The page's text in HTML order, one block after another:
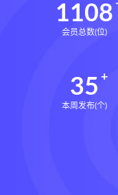
1108
会员总数(位)
35
本周发布(个)